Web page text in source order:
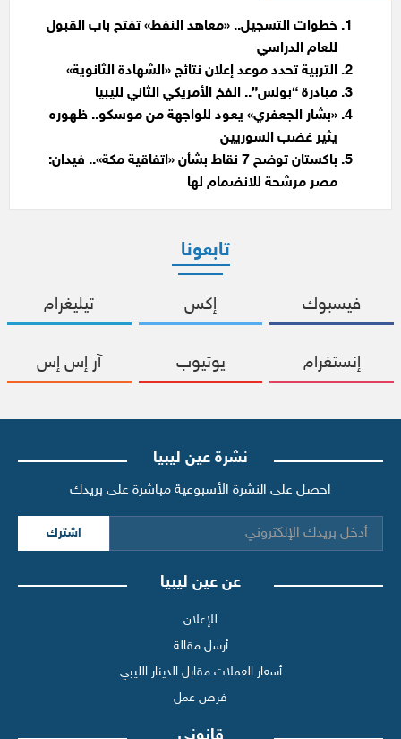
خطوات التسجيل.. «معاهد النفط» تفتح باب القبول
للعام الدراسي
التربية تحدد موعد إعلان نتائج «الشهادة الثانوية»
مبادرة “بولس”.. الفخ الأمريكي الثاني لليبيا
«بشار الجعفري» يعود للواجهة من موسكو.. ظهوره
يثير غضب السوريين
باكستان توضح 7 نقاط بشأن «اتفاقية مكة».. فيدان:
مصر مرشحة للانضمام لها
تابعونا
فيسبوك إكس تيليغرام
إنستغرام يوتيوب آر إس إس
نشرة عين ليبيا
احصل على النشرة الأسبوعية مباشرة على بريدك
اشترك
عن عين ليبيا
للإعلان
أرسل مقالة
أسعار العملات مقابل الدينار الليبي
فرص عمل